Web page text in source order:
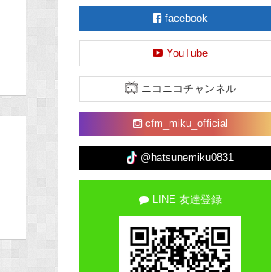
facebook
YouTube
ニコニコチャンネル
cfm_miku_official
@hatsunemiku0831
LINE 友達登録